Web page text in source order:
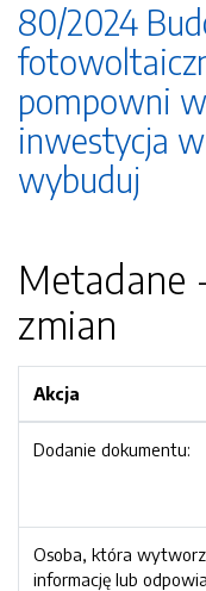
80/2024
pompowni
inwestycja
wybuduj
Metadane
zmian
Akcja
Dodanie dokumentu:
Osoba, która
informację lub